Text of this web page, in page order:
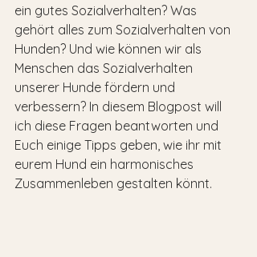
ein gutes Sozialverhalten? Was
gehört alles zum Sozialverhalten von
Hunden? Und wie können wir als
Menschen das Sozialverhalten
unserer Hunde fördern und
verbessern? In diesem Blogpost will
ich diese Fragen beantworten und
Euch einige Tipps geben, wie ihr mit
eurem Hund ein harmonisches
Zusammenleben gestalten könnt.